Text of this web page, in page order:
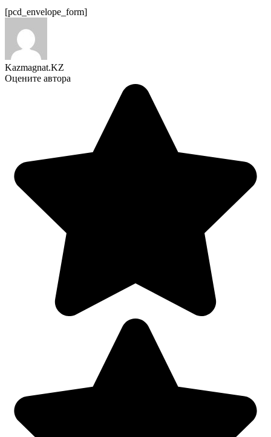
[pcd_envelope_form]
Kazmagnat.KZ
Оцените автора